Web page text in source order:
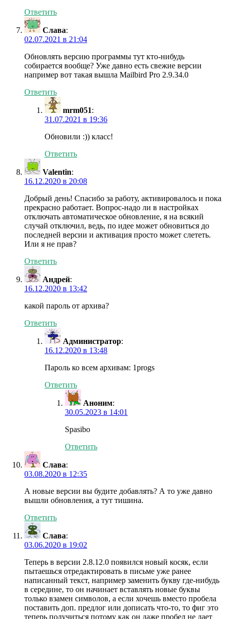
Ответить
Слава:
02.07.2021 в 21:04
Обновлять версию программы тут кто-нибудь
собирается вообще? Уже давно есть свежие версии
например вот такая вышла Mailbird Pro 2.9.34.0
Ответить
mrm051:
31.07.2021 в 19:36
Обновили :)) класс!
Ответить
Valentin:
16.12.2020 в 20:08
Добрый день! Спасибо за работу, активировалось и пока
прекрасно работает. Вопрос-надо ли в настройках
отключать автоматическое обновление, я на всякий
случай отключил, ведь, по идее может обновиться до
последней версии и активация просто может слететь.
Или я не прав?
Ответить
Андрей:
16.12.2020 в 13:42
какой пароль от архива?
Ответить
Администратор:
16.12.2020 в 13:48
Пароль ко всем архивам: 1progs
Ответить
Аноним:
30.05.2023 в 14:01
Spasibo
Ответить
Слава:
03.08.2020 в 12:35
А новые версии вы будите добавлять? А то уже давно
вышли обновления, а тут тишина.
Ответить
Слава:
03.06.2020 в 19:02
Теперь в версии 2.8.12.0 появился новый косяк, если
пытаешься отредактировать в письме уже ранее
написанный текст, например заменить букву где-нибудь
в середине, то он начинает вставлять новые буквы
только взамен символов, а если хочешь вместо пробела
поставить доп. предлог или дописать что-то, то фиг это
теперь получиться потому как он даже пробел не дает